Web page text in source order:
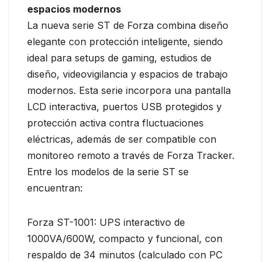
espacios modernos
La nueva serie ST de Forza combina diseño
elegante con protección inteligente, siendo
ideal para setups de gaming, estudios de
diseño, videovigilancia y espacios de trabajo
modernos. Esta serie incorpora una pantalla
LCD interactiva, puertos USB protegidos y
protección activa contra fluctuaciones
eléctricas, además de ser compatible con
monitoreo remoto a través de Forza Tracker.
Entre los modelos de la serie ST se
encuentran:
Forza ST-1001: UPS interactivo de
1000VA/600W, compacto y funcional, con
respaldo de 34 minutos (calculado con PC